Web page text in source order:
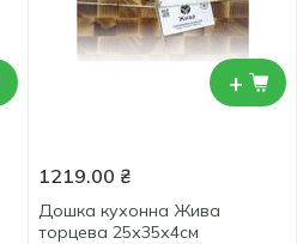
+
1219.00 ₴
Дошка кухонна Жива
торцева 25х35х4см